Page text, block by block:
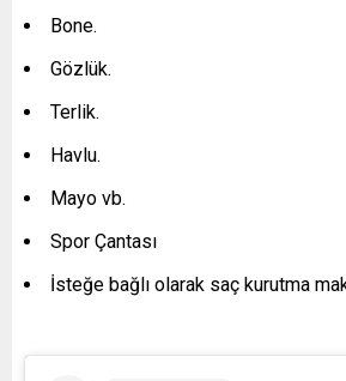
Bone.
Gözlük.
Terlik.
Havlu.
Mayo vb.
Spor Çantası
İsteğe bağlı olarak saç kurutma